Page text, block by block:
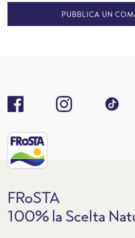
PUBBLICA UN
FRoSTA
100% la Scelta